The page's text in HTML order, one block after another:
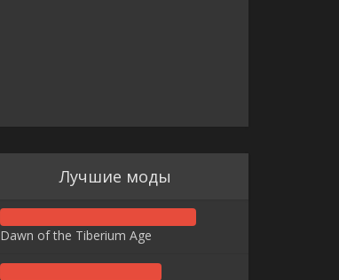
Лучшие моды
Dawn of the Tiberium Age